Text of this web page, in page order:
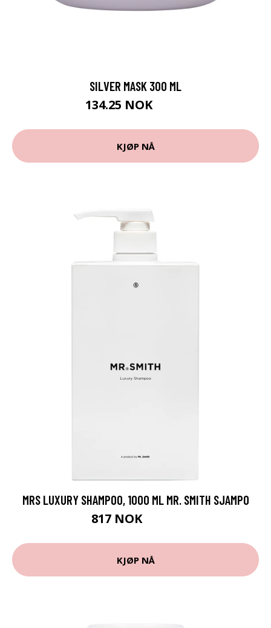
SILVER MASK 300 ML
134.25 NOK
KJØP NÅ
MRS LUXURY SHAMPOO, 1000 ML MR. SMITH SJAMPO
817 NOK
KJØP NÅ